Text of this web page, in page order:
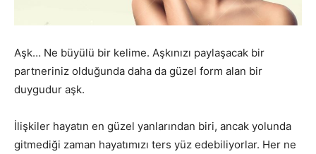
Aşk… Ne büyülü bir kelime. Aşkınızı paylaşacak bir
partneriniz olduğunda daha da güzel form alan bir
duygudur aşk.
İlişkiler hayatın en güzel yanlarından biri, ancak yolunda
gitmediği zaman hayatımızı ters yüz edebiliyorlar. Her ne